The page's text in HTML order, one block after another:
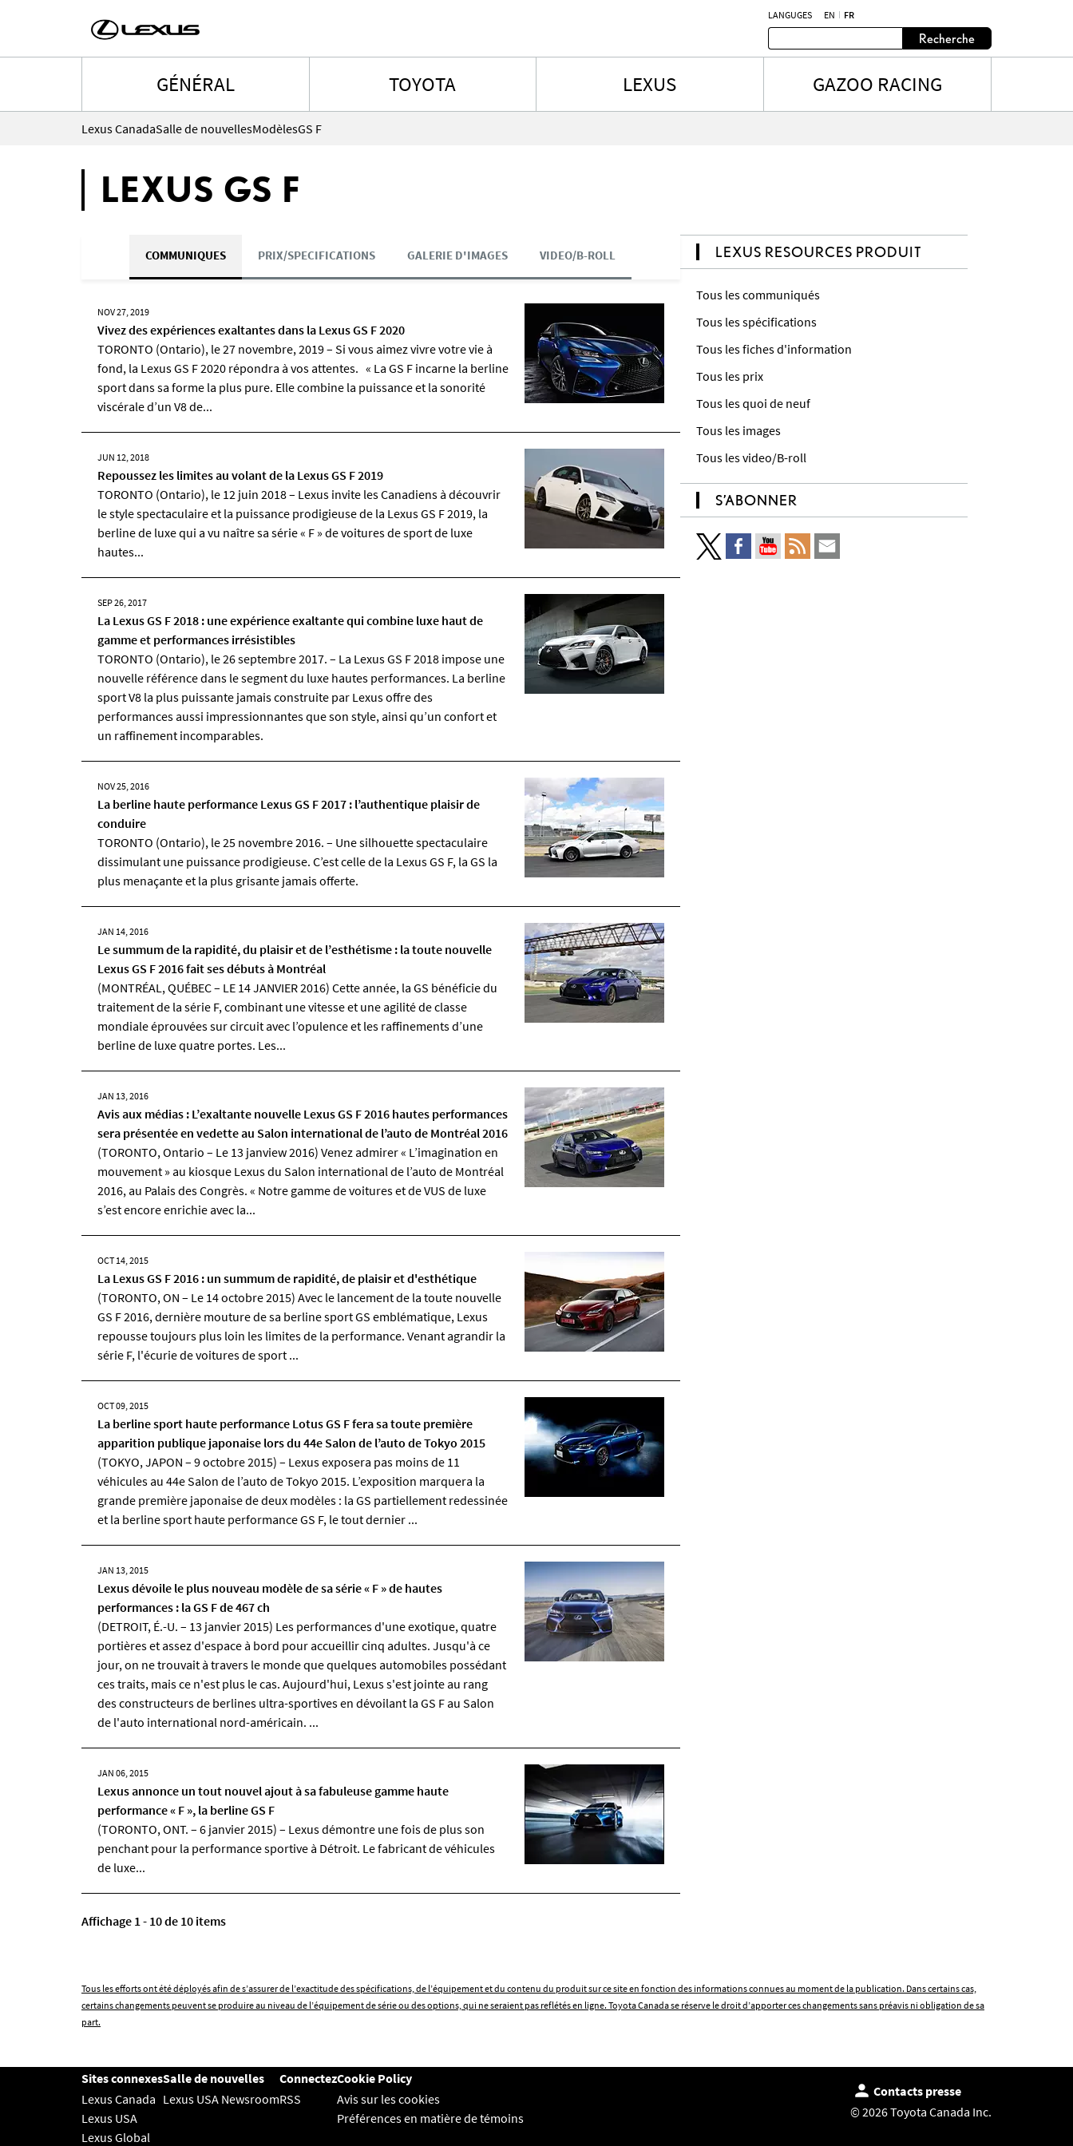
LANGUGES EN FR
Recherche
GÉNÉRAL TOYOTA LEXUS GAZOO RACING
Lexus CanadaSalle de nouvellesModèlesGS F
LEXUS GS F
COMMUNIQUES PRIX/SPECIFICATIONS GALERIE D'IMAGES VIDEO/B-ROLL
NOV 27, 2019
Vivez des expériences exaltantes dans la Lexus GS F 2020
TORONTO (Ontario), le 27 novembre, 2019 – Si vous aimez vivre votre vie à
fond, la Lexus GS F 2020 répondra à vos attentes. « La GS F incarne la berline
sport dans sa forme la plus pure. Elle combine la puissance et la sonorité
viscérale d’un V8 de...
JUN 12, 2018
Repoussez les limites au volant de la Lexus GS F 2019
TORONTO (Ontario), le 12 juin 2018 – Lexus invite les Canadiens à découvrir
le style spectaculaire et la puissance prodigieuse de la Lexus GS F 2019, la
berline de luxe qui a vu naître sa série « F » de voitures de sport de luxe
hautes...
SEP 26, 2017
La Lexus GS F 2018 : une expérience exaltante qui combine luxe haut de
gamme et performances irrésistibles
TORONTO (Ontario), le 26 septembre 2017. – La Lexus GS F 2018 impose une
nouvelle référence dans le segment du luxe hautes performances. La berline
sport V8 la plus puissante jamais construite par Lexus offre des
performances aussi impressionnantes que son style, ainsi qu’un confort et
un raffinement incomparables.
NOV 25, 2016
La berline haute performance Lexus GS F 2017 : l’authentique plaisir de
conduire
TORONTO (Ontario), le 25 novembre 2016. – Une silhouette spectaculaire
dissimulant une puissance prodigieuse. C’est celle de la Lexus GS F, la GS la
plus menaçante et la plus grisante jamais offerte.
JAN 14, 2016
Le summum de la rapidité, du plaisir et de l’esthétisme : la toute nouvelle
Lexus GS F 2016 fait ses débuts à Montréal
(MONTRÉAL, QUÉBEC – LE 14 JANVIER 2016) Cette année, la GS bénéficie du
traitement de la série F, combinant une vitesse et une agilité de classe
mondiale éprouvées sur circuit avec l’opulence et les raffinements d’une
berline de luxe quatre portes. Les...
JAN 13, 2016
Avis aux médias : L’exaltante nouvelle Lexus GS F 2016 hautes performances
sera présentée en vedette au Salon international de l’auto de Montréal 2016
(TORONTO, Ontario – Le 13 janview 2016) Venez admirer « L’imagination en
mouvement » au kiosque Lexus du Salon international de l’auto de Montréal
2016, au Palais des Congrès. « Notre gamme de voitures et de VUS de luxe
s’est encore enrichie avec la...
OCT 14, 2015
La Lexus GS F 2016 : un summum de rapidité, de plaisir et d'esthétique
(TORONTO, ON – Le 14 octobre 2015) Avec le lancement de la toute nouvelle
GS F 2016, dernière mouture de sa berline sport GS emblématique, Lexus
repousse toujours plus loin les limites de la performance. Venant agrandir la
série F, l'écurie de voitures de sport ...
OCT 09, 2015
La berline sport haute performance Lotus GS F fera sa toute première
apparition publique japonaise lors du 44e Salon de l’auto de Tokyo 2015
(TOKYO, JAPON – 9 octobre 2015) – Lexus exposera pas moins de 11
véhicules au 44e Salon de l’auto de Tokyo 2015. L’exposition marquera la
grande première japonaise de deux modèles : la GS partiellement redessinée
et la berline sport haute performance GS F, le tout dernier ...
JAN 13, 2015
Lexus dévoile le plus nouveau modèle de sa série « F » de hautes
performances : la GS F de 467 ch
(DETROIT, É.-U. – 13 janvier 2015) Les performances d'une exotique, quatre
portières et assez d'espace à bord pour accueillir cinq adultes. Jusqu'à ce
jour, on ne trouvait à travers le monde que quelques automobiles possédant
ces traits, mais ce n'est plus le cas. Aujourd'hui, Lexus s'est jointe au rang
des constructeurs de berlines ultra-sportives en dévoilant la GS F au Salon
de l'auto international nord-américain. ...
JAN 06, 2015
Lexus annonce un tout nouvel ajout à sa fabuleuse gamme haute
performance « F », la berline GS F
(TORONTO, ONT. – 6 janvier 2015) – Lexus démontre une fois de plus son
penchant pour la performance sportive à Détroit. Le fabricant de véhicules
de luxe...
Affichage 1 - 10 de 10 items
LEXUS RESOURCES PRODUIT
Tous les communiqués
Tous les spécifications
Tous les fiches d'information
Tous les prix
Tous les quoi de neuf
Tous les images
Tous les video/B-roll
S’ABONNER
Tous les efforts ont été déployés afin de s’assurer de l’exactitude des spécifications, de l’équipement et du contenu du produit sur ce site en fonction des informations connues au moment de la publication. Dans certains cas,
certains changements peuvent se produire au niveau de l’équipement de série ou des options, qui ne seraient pas reflétés en ligne. Toyota Canada se réserve le droit d’apporter ces changements sans préavis ni obligation de sa
part.
Sites connexes
Lexus Canada
Lexus USA
Lexus Global
Salle de nouvelles
Lexus USA Newsroom
Connectez
RSS
Cookie Policy
Avis sur les cookies
Préférences en matière de témoins
Contacts presse
© 2026 Toyota Canada Inc.